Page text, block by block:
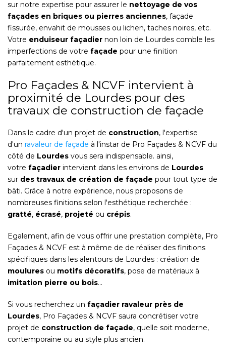
sur notre expertise pour assurer le nettoyage de vos
façades en briques ou pierres anciennes, façade
fissurée, envahit de mousses ou lichen, taches noires, etc.
Votre enduiseur façadier non loin de Lourdes comble les
imperfections de votre façade pour une finition
parfaitement esthétique.
Pro Façades & NCVF intervient à
proximité de Lourdes pour des
travaux de construction de façade
Dans le cadre d'un projet de construction, l'expertise
d'un ravaleur de façade à l'instar de Pro Façades & NCVF du
côté de Lourdes vous sera indispensable. ainsi,
votre façadier intervient dans les environs de Lourdes
sur des travaux de création de façade pour tout type de
bâti. Grâce à notre expérience, nous proposons de
nombreuses finitions selon l'esthétique recherchée :
gratté, écrasé, projeté ou crépis.
Egalement, afin de vous offrir une prestation complète, Pro
Façades & NCVF est à même de de réaliser des finitions
spécifiques dans les alentours de Lourdes : création de
moulures ou motifs décoratifs, pose de matériaux à
imitation pierre ou bois...
Si vous recherchez un façadier ravaleur près de
Lourdes, Pro Façades & NCVF saura concrétiser votre
projet de construction de façade, quelle soit moderne,
contemporaine ou au style plus ancien.